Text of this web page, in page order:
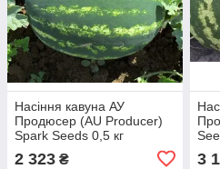
Насіння кавуна АУ
Продюсер (AU Producer)
Spark Seeds 0,5 кг
2 323 ₴ 3